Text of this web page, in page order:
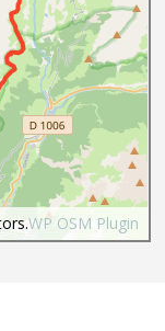
WP OSM Plugin